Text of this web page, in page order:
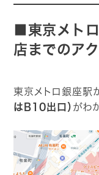
■東京メト
店までのア
東京メトロ銀座駅
はB10出口） がわ